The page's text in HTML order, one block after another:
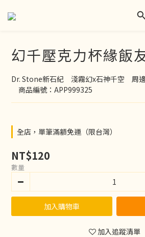
幻千壓克力杯緣飯
Dr. Stone新石紀　淺霧幻x石神千空　周
商品編號：APP999325
全店，單筆滿額免運（限台灣）
NT$120
數量
加入購物車
加入追蹤清單